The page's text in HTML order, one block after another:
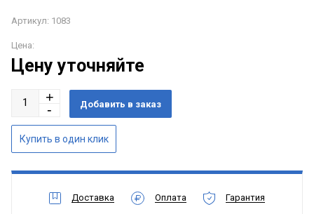
Артикул: 1083
Цена:
Цену уточняйте
Доставка Оплата Гарантия